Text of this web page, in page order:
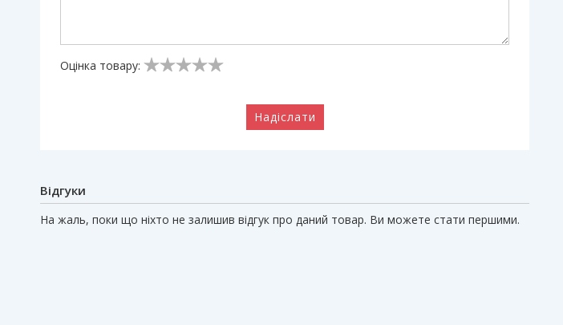
Оцінка товару:
Надіслати
Відгуки
На жаль, поки що ніхто не залишив відгук про даний товар. Ви можете стати першими.